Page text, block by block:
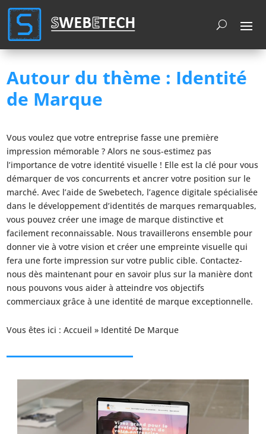
Autour du thème : Identité
de Marque
Vous voulez que votre entreprise fasse une première
impression mémorable ? Alors ne sous-estimez pas
l’importance de votre identité visuelle ! Elle est la clé pour vous
démarquer de vos concurrents et ancrer votre position sur le
marché. Avec l’aide de Swebetech, l’agence digitale spécialisée
dans le développement d’identités de marques remarquables,
vous pouvez créer une image de marque distinctive et
facilement reconnaissable. Nous travaillerons ensemble pour
donner vie à votre vision et créer une empreinte visuelle qui
fera une forte impression sur votre public cible. Contactez-
nous dès maintenant pour en savoir plus sur la manière dont
nous pouvons vous aider à atteindre vos objectifs
commerciaux grâce à une identité de marque exceptionnelle.
Vous êtes ici :Accueil » Identité De Marque
Cookies management panel